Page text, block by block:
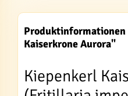
Kaiserkrone Aurora"
Kiepenkerl